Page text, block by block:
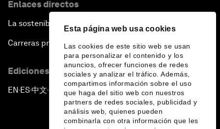
Esta página web usa cookies
Las cookies de este sitio web se usan
para personalizar el contenido y los
anuncios, ofrecer funciones de redes
sociales y analizar el tráfico. Además,
compartimos información sobre el uso
que haga del sitio web con nuestros
partners de redes sociales, publicidad y
análisis web, quienes pueden
combinarla con otra información que les
Enlaces directos
La sostenibilidad en el Foro
Carreras profesionales
Ediciones en otros idiomas
EN ▪ES▪中文▪ 日本語